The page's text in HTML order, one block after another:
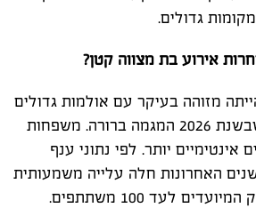
גדולים.
אירוע בת מצווה קטן?
מזוהה בעיקר עם אולמות גדולים
ומאות מוזמנים, הרי שבשנת 2026 המגמה ברורה. משפחות
אינטימיים יותר. לפי נתוני ענף
האחרונות חלה עלייה משמעותית
לעד 100 משתתפים
.